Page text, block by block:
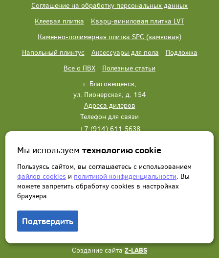
Соглашение на обработку персональных данных
Клеевая плитка
Кварц-виниловая плитка LVT
Каменно-полимерная плитка SPC (замковая)
Напольный плинтус
Аксессуары для пола
Подложка
Все о ПВХ
Полезные статьи
г. Благовещенск,
ул. Пионерская, д. 154
Адреса дилеров
Телефон для связи
+7 (914) 611 5638
Написать нам Заказать звонок
Создание сайта Z-LABS
Мы используемтехнологию cookie
Пользуясь сайтом, вы соглашаетесь с использованием
файлов cookies и политикой конфиденциальности. Вы
можете запретить обработку сookies в настройках
браузера.
Подтвердить